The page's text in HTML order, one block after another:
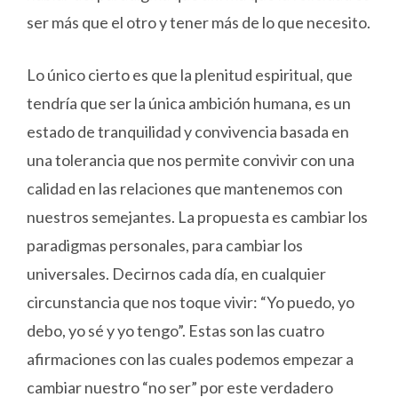
ser más que el otro y tener más de lo que necesito.
Lo único cierto es que la plenitud espiritual, que
tendría que ser la única ambición humana, es un
estado de tranquilidad y convivencia basada en
una tolerancia que nos permite convivir con una
calidad en las relaciones que mantenemos con
nuestros semejantes. La propuesta es cambiar los
paradigmas personales, para cambiar los
universales. Decirnos cada día, en cualquier
circunstancia que nos toque vivir: “Yo puedo, yo
debo, yo sé y yo tengo”. Estas son las cuatro
afirmaciones con las cuales podemos empezar a
cambiar nuestro “no ser” por este verdadero